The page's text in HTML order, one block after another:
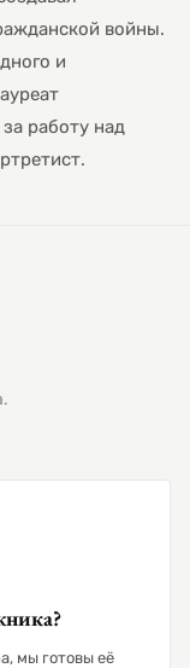
войны.
и
работу над
мы готовы её